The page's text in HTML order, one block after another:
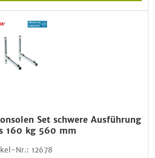
Set schwere Ausführung
160 kg 560 mm
Nr.: 12678